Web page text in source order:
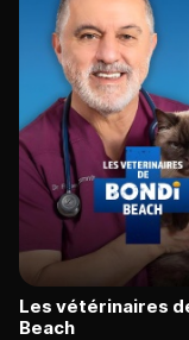
Les vétérinaires
Beach